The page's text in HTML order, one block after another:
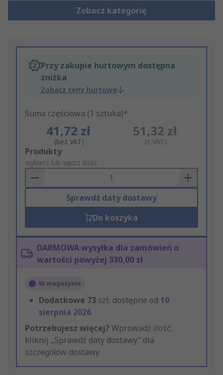
Zobacz kategorię
Przy zakupie hurtowym dostępna
zniżka
Zobacz ceny hurtowe
Suma częściowa (1 sztuka)*
41,72 zł
(bez VAT)
51,32 zł
(z VAT)
Add
to
Basket
Produkty
wybierz lub wpisz ilość
Sprawdź daty dostawy
Do koszyka
DARMOWA wysyłka dla zamówień o
wartości powyżej 330,00 zł
W magazynie
Dodatkowe 73 szt. dostępne od 10
sierpnia 2026
Potrzebujesz więcej? Wprowadź ilość,
kliknij „Sprawdź daty dostawy” dla
szczegółów dostawy.